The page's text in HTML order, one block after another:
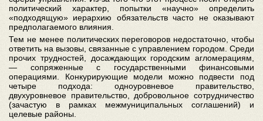
политический характер, попытки «научно» определить
«подходящую» иерархию обязательств часто не оказывают
предполагаемого влияния.
Тем не менее политических переговоров недостаточно, чтобы
ответить на вызовы, связанные с управлением городом. Среди
прочих трудностей, досаждающих городским агломерациям,
— сопряженные с государственными финансовыми
операциями. Конкурирующие модели можно подвести под
четыре подхода: одноуровневое правительство,
двухуровневое правительство, добровольное сотрудничество
(зачастую в рамках межмуниципальных соглашений) и
целевые районы.